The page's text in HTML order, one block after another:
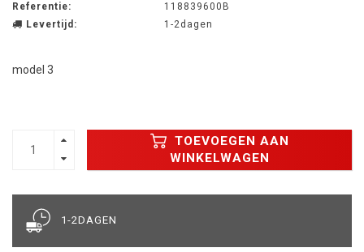
Referentie:
118839600B
Levertijd:
1-2dagen
model 3
TOEVOEGEN AAN
WINKELWAGEN
1-2DAGEN